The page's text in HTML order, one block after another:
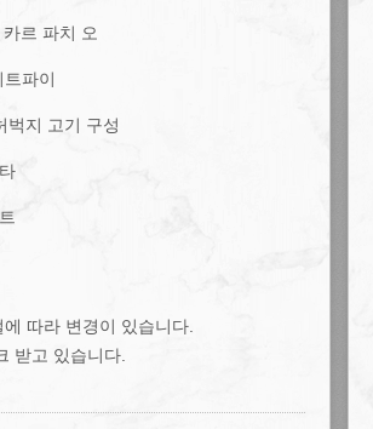
카르 파치 오
트파이
벅지 고기 구성
따라 변경이 있습니다.
받고 있습니다.
の店舗情報をシェアする